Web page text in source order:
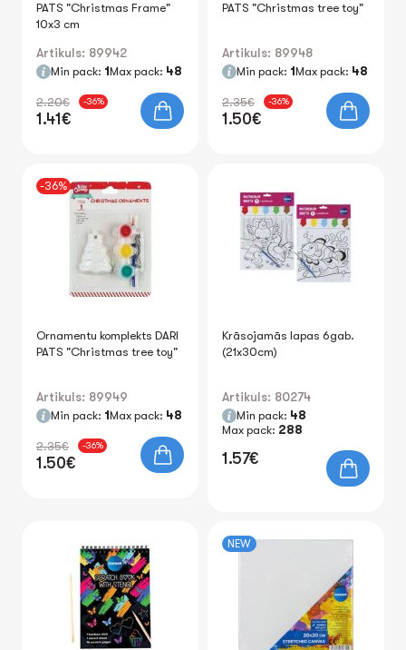
PATS "Christmas Frame"
10x3 cm
Artikuls: 89942
Min pack: 1Max pack: 48
2.20€ -36%
1.41€
PATS "Christmas tree toy"
Artikuls: 89948
Min pack: 1Max pack: 48
2.35€ -36%
1.50€
-36%
Ornamentu komplekts DARI
PATS "Christmas tree toy"
Artikuls: 89949
Min pack: 1Max pack: 48
2.35€ -36%
1.50€
Krāsojamās lapas 6gab.
(21x30cm)
Artikuls: 80274
Min pack: 48
Max pack: 288
1.57€
NEW